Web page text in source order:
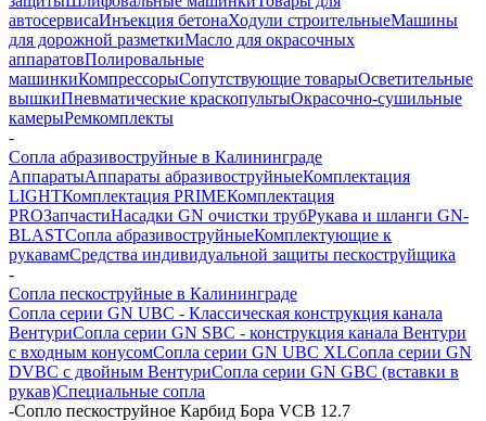
автосервисаИнъекция бетонаХодули строительныеМашины
для дорожной разметкиМасло для окрасочных
аппаратовПолировальные
машинкиКомпрессорыСопутствующие товарыОсветительные
вышкиПневматические краскопультыОкрасочно-сушильные
камерыРемкомплекты
-
Сопла абразивоструйные в Калининграде
АппаратыАппараты абразивоструйныеКомплектация
LIGHTКомплектация PRIMEКомплектация
PROЗапчастиНасадки GN очистки трубРукава и шланги GN-
BLASTСопла абразивоструйныеКомплектующие к
рукавамСредства индивидуальной защиты пескоструйщика
-
Сопла пескоструйные в Калининграде
Сопла серии GN UBC - Классическая конструкция канала
ВентуриСопла серии GN SBC - конструкция канала Вентури
c входным конусомСопла серии GN UBC XLСопла серии GN
DVBC с двойным ВентуриСопла серии GN GBC (вставки в
рукав)Специальные сопла
-Сопло пескоструйное Карбид Бора VCB 12.7